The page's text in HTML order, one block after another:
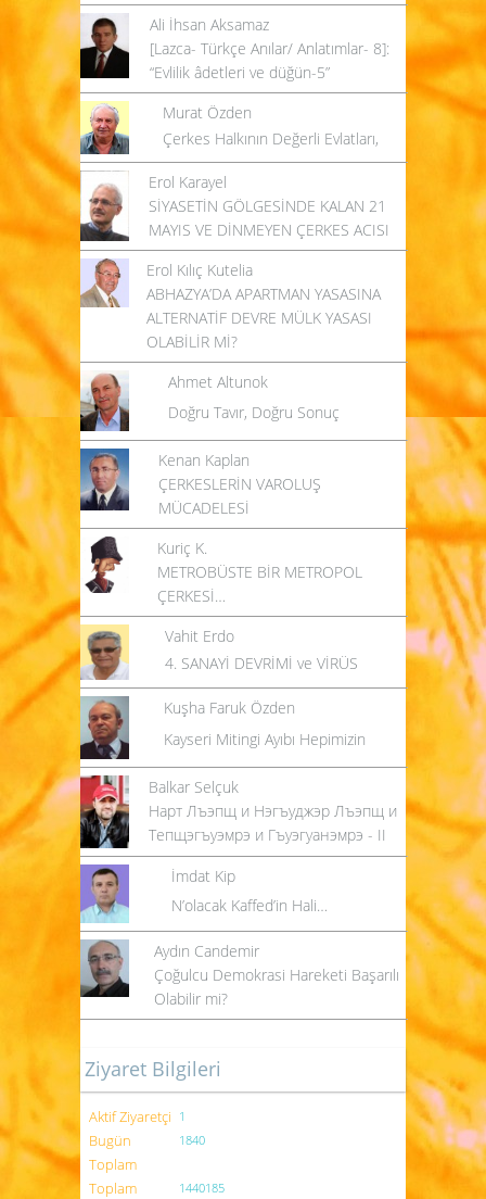
Ali İhsan Aksamaz
[Lazca- Türkçe Anılar/ Anlatımlar- 8]:
“Evlilik âdetleri ve düğün-5”
Murat Özden
Çerkes Halkının Değerli Evlatları,
Erol Karayel
SİYASETİN GÖLGESİNDE KALAN 21
MAYIS VE DİNMEYEN ÇERKES ACISI
Erol Kılıç Kutelia
ABHAZYA’DA APARTMAN YASASINA
ALTERNATİF DEVRE MÜLK YASASI
OLABİLİR Mİ?
Ahmet Altunok
Doğru Tavır, Doğru Sonuç
Kenan Kaplan
ÇERKESLERİN VAROLUŞ
MÜCADELESİ
Kuriç K.
METROBÜSTE BİR METROPOL
ÇERKESİ…
Vahit Erdo
4. SANAYİ DEVRİMİ ve VİRÜS
Kuşha Faruk Özden
Kayseri Mitingi Ayıbı Hepimizin
Balkar Selçuk
Нарт Лъэпщ и Нэгъуджэр Лъэпщ и
Тепщэгъуэмрэ и Гъуэгуанэмрэ - II
İmdat Kip
N’olacak Kaffed’in Hali…
Aydın Candemir
Çoğulcu Demokrasi Hareketi Başarılı
Olabilir mi?
Ziyaret Bilgileri
Aktif Ziyaretçi 1
Bugün
Toplam
1840
Toplam
1440185